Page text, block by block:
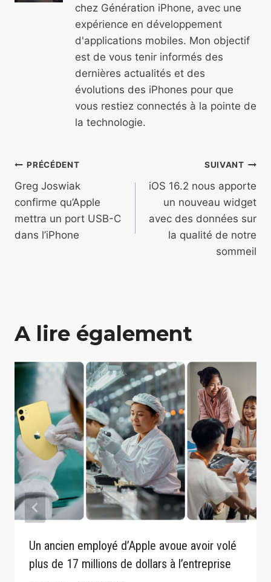
chez Génération iPhone, avec une
expérience en développement
d'applications mobiles. Mon objectif
est de vous tenir informés des
dernières actualités et des
évolutions des iPhones pour que
vous restiez connectés à la pointe de
la technologie.
Navigation
de
l’article
PRÉCÉDENT
Greg Joswiak
confirme qu’Apple
mettra un port USB-C
dans l’iPhone
SUIVANT
iOS 16.2 nous apporte
un nouveau widget
avec des données sur
la qualité de notre
sommeil
A lire également
Un ancien employé d’Apple avoue avoir volé
plus de 17 millions de dollars à l’entreprise